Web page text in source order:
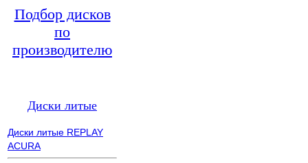
Подбор дисков
по
производителю
Диски литые
Диски литые REPLAY
ACURA